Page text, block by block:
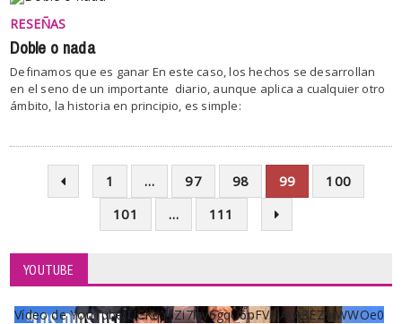
RESEÑAS
Doble o nada
Definamos que es ganar En este caso, los hechos se desarrollan
en el seno de un importante diario, aunque aplica a cualquier otro
ámbito, la historia en principio, es simple:
1 … 97 98 99
100
101
… 111
YOUTUBE
Vídeo de YouTube UCKqYjiZi7lzy6gqU6pFVFiA_A3EZ9JWWOe0